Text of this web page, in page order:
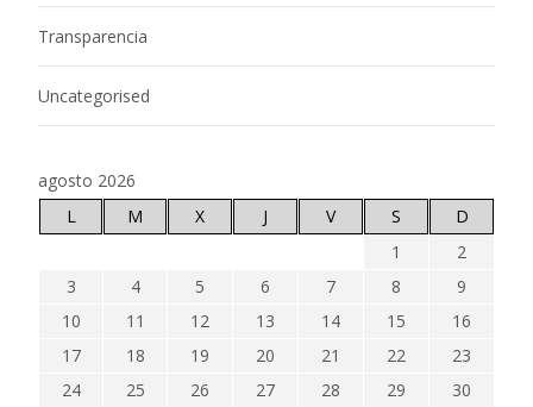
Transparencia
Uncategorised
agosto 2026
L
M X J V S
D
1
2
3
4 5 6 7 8
9
10
11 12 13 14 15
16
17
18 19 20 21 22
23
24
25 26 27 28 29
30